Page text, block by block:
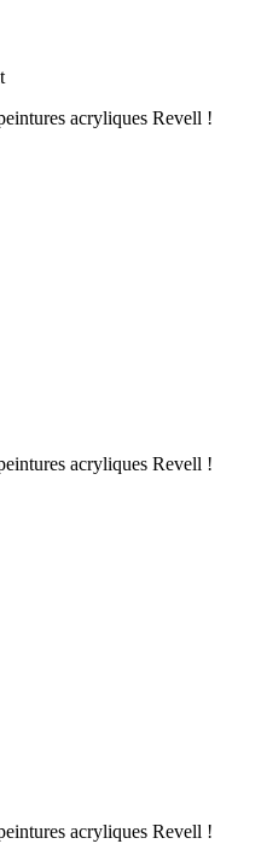
acryliques Revell !
acryliques Revell !
acryliques Revell !